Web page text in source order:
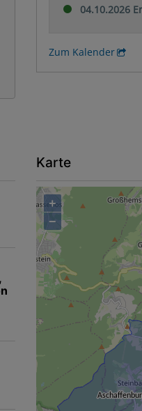
04.10.2026
Zum Kalender
Karte
+
−